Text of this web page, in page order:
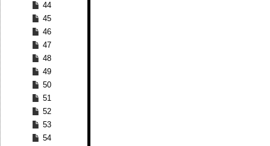
44
45
46
47
48
49
50
51
52
53
54